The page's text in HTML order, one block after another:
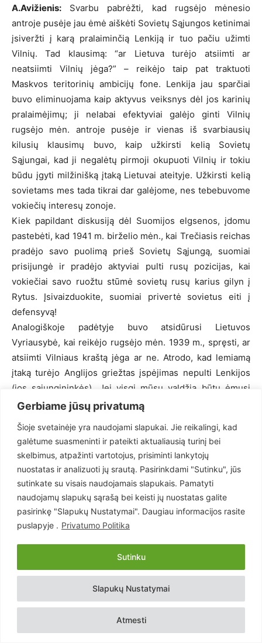
Gerbiame jūsų privatumą
Šioje svetainėje yra naudojami slapukai. Jie reikalingi, kad
galėtume suasmeninti ir pateikti aktualiausią turinį bei
skelbimus, atpažinti vartotojus, prisiminti lankytojų
nuostatas ir analizuoti jų srautą. Pasirinkdami "Sutinku", jūs
sutinkate su visais naudojamais slapukais. Pamatyti
naudojamų slapukų sąrašą bei keisti jų nuostatas galite
pasirinkę "Slapukų Nustatymai". Daugiau informacijos rasite
puslapyje . Privatumo Politika
Slapukų Nustatymai
Atmesti
Sutinku
A.Avižienis: Svarbu pabrėžti, kad rugsėjo mėnesio
antroje pusėje jau ėmė aiškėti Sovietų Sąjungos ketinimai
įsiveržti į karą pralaiminčią Lenkiją ir tuo pačiu užimti
Vilnių. Tad klausimą: “ar Lietuva turėjo atsiimti ar
neatsiimti Vilnių jėga?” – reikėjo taip pat traktuoti
Maskvos teritorinių ambicijų fone. Lenkija jau sparčiai
buvo eliminuojama kaip aktyvus veiksnys dėl jos karinių
pralaimėjimų; ji nelabai efektyviai galėjo ginti Vilnių
rugsėjo mėn. antroje pusėje ir vienas iš svarbiausių
kilusių klausimų buvo, kaip užkirsti kelią Sovietų
Sąjungai, kad ji negalėtų pirmoji okupuoti Vilnių ir tokiu
būdu įgyti milžinišką įtaką Lietuvai ateityje. Užkirsti kelią
sovietams mes tada tikrai dar galėjome, nes tebebuvome
vokiečių interesų zonoje.
Kiek papildant diskusiją dėl Suomijos elgsenos, įdomu
pastebėti, kad 1941 m. birželio mėn., kai Trečiasis reichas
pradėjo savo puolimą prieš Sovietų Sąjungą, suomiai
prisijungė ir pradėjo aktyviai pulti rusų pozicijas, kai
vokiečiai savo ruožtu stūmė sovietų rusų karius gilyn į
Rytus. Įsivaizduokite, suomiai privertė sovietus eiti į
defensyvą!
Analogiškoje padėtyje buvo atsidūrusi Lietuvos
Vyriausybė, kai reikėjo rugsėjo mėn. 1939 m., spręsti, ar
atsiimti Vilniaus kraštą jėga ar ne. Atrodo, kad lemiamą
įtaką turėjo Anglijos griežtas įspėjimas nepulti Lenkijos
(jos sąjungininkės). Jei visgi mūsų valdžia būtų ėmusi
tokio ryžtingo žingsnio, tai Anglija būtų paskelbusi karą
drebėjimo metas.
Tuo tarpu suomiai irgi konsultavosi su Londonu dėl jų
galimų karo veiksmų prieš Sovietų Sąjungą, atsiimant
teritorijas, kurias jie prarado prieš pusantrų metų,
ginantis nuo rusų per Žiemos karą. Anglai ir šiuo atveju
pagrąsino Suomijai, kad paskelbtų karą, jei suomiai
atakuotų Anglijos sąjungininkę, Sovietų Sąjungą. Bet
ėmė aiškinti anglams, kad jų veiksmai nebūtų nukreipti
prieš Maskvą; jų tikslas būtų buvęs tik atgauti žemes,
kurias sovietai jėga atplėšė nuo Suomijos. Be to, suomiai
žadėjo nesiimti jokių veiksmų, galinčių rimtai pakenkti
Maskvos strateginiams interesams. Pavyzdžiui, Suomija
aktyviai nedalyvavo bendruose su vokiečiais veiksmuose,